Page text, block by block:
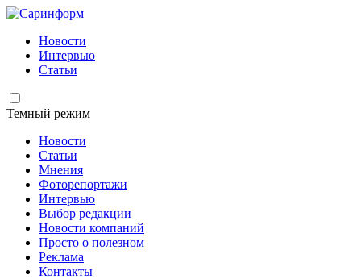
Новости
Интервью
Статьи
Темный режим
Новости
Статьи
Мнения
Фоторепортажи
Интервью
Выбор редакции
Новости компаний
Просто о полезном
Реклама
Контакты